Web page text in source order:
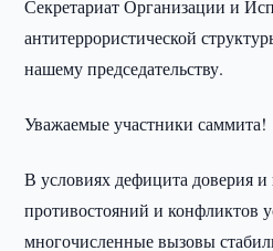
Секретариат Организации и
антитеррористической
нашему председательству.
Уважаемые участники саммита!
В условиях дефицита доверия
противостояний и конфликтов
многочисленные вызовы